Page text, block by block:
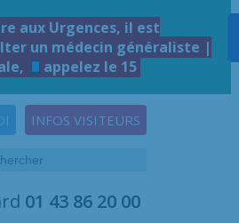
aux Urgences, il est
un médecin généraliste |
appelez le 15
INFOS VISITEURS
01 43 86 20 00